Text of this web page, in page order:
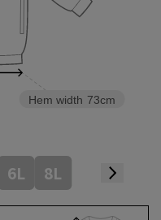
Hem width 73cm
6L 8L